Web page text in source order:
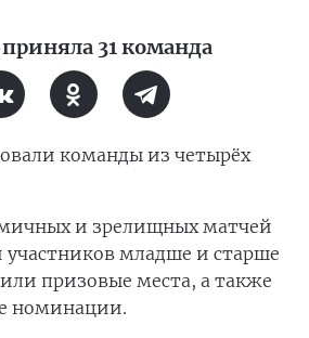
31 команда
команды из четырёх
и зрелищных матчей
участников младше и старше
призовые места, а также
номинации.